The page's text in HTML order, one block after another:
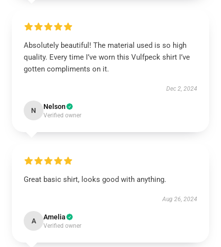
Absolutely beautiful! The material used is so high
quality. Every time I’ve worn this Vulfpeck shirt I’ve
gotten compliments on it.
Dec 2, 2024
N Nelson
Verified owner
Great basic shirt, looks good with anything.
Aug 26, 2024
A Amelia
Verified owner